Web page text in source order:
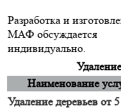
Разработка и
МАФ обсуждается
индивидуально.
Наименование
Удаление деревьев от